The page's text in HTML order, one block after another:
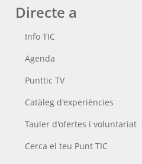
Directe a
Info TIC
Agenda
Punttic TV
Catàleg d'experiències
Tauler d'ofertes i voluntariat
Cerca el teu Punt TIC